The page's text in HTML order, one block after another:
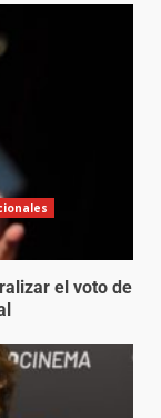
el voto de